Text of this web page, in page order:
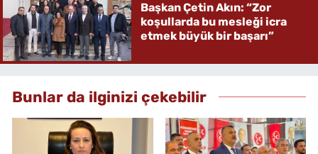
Başkan Çetin Akın: “Zor
koşullarda bu mesleği icra
etmek büyük bir başarı”
Bunlar da ilginizi çekebilir